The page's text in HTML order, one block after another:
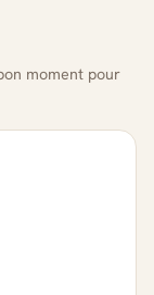
moment pour